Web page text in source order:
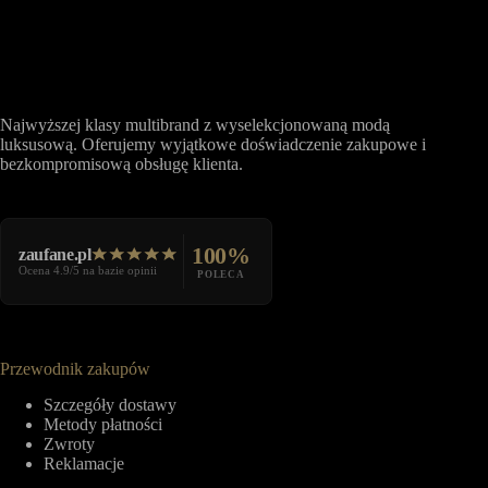
Najwyższej klasy multibrand z wyselekcjonowaną modą
luksusową. Oferujemy wyjątkowe doświadczenie zakupowe i
bezkompromisową obsługę klienta.
zaufane.pl
Ocena 4.9/5 na bazie opinii
100%
POLECA
Przewodnik zakupów
Szczegóły dostawy
Metody płatności
Zwroty
Reklamacje